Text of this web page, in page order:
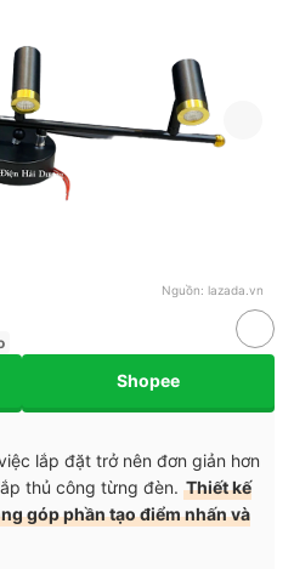
Nguồn: lazada.vn
Shopee
lắp đặt trở nên đơn giản hơn
thủ công từng đèn. Thiết kế
góp phần tạo điểm nhấn và